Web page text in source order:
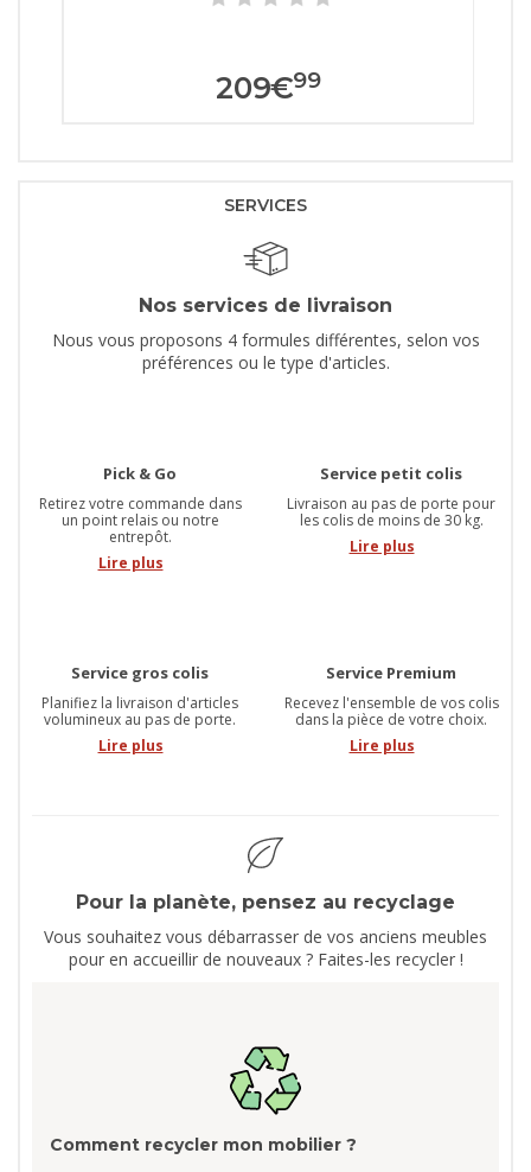
209€99
SERVICES
Nos services de livraison
Nous vous proposons 4 formules différentes, selon vos
préférences ou le type d'articles.
Pick & Go
Retirez votre commande dans
un point relais ou notre
entrepôt.
Lire plus
Service petit colis
Livraison au pas de porte pour
les colis de moins de 30 kg.
Lire plus
Service gros colis
Planifiez la livraison d'articles
volumineux au pas de porte.
Lire plus
Service Premium
Recevez l'ensemble de vos colis
dans la pièce de votre choix.
Lire plus
Pour la planète, pensez au recyclage
Vous souhaitez vous débarrasser de vos anciens meubles
pour en accueillir de nouveaux ? Faites-les recycler !
Comment recycler mon mobilier ?